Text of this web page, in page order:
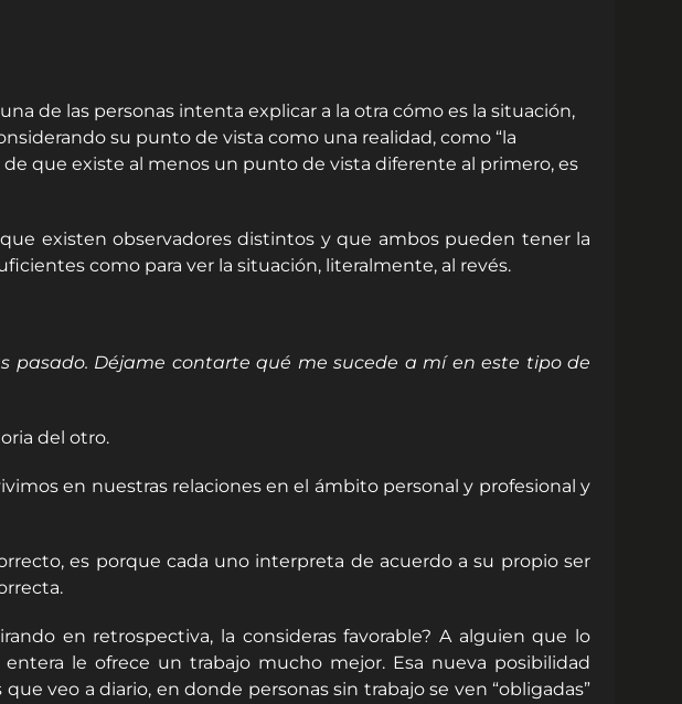
de las personas intenta explicar a la otra cómo es la situación,
su punto de vista como una realidad, como “la
que existe al menos un punto de vista diferente al primero, es
existen observadores distintos y que ambos pueden tener la
como para ver la situación, literalmente, al revés.
pasado. Déjame contarte qué me sucede a mí en este tipo de
del otro.
en nuestras relaciones en el ámbito personal y profesional y
es porque cada uno interpreta de acuerdo a su propio ser
en retrospectiva, la consideras favorable? A alguien que lo
le ofrece un trabajo mucho mejor. Esa nueva posibilidad
veo a diario, en donde personas sin trabajo se ven “obligadas”